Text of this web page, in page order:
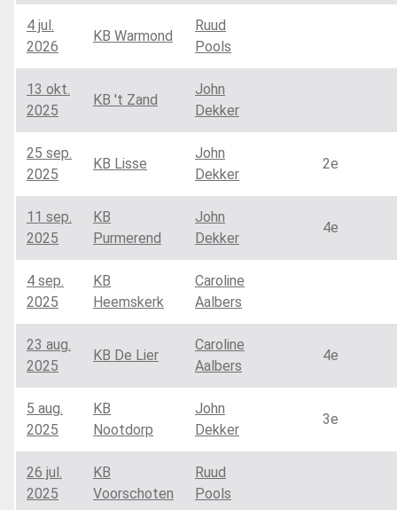
4 jul.
2026
KB Warmond
Ruud
Pools
13 okt.
2025
KB 't Zand
John
Dekker
25 sep.
2025
KB Lisse
John
Dekker
2e
11 sep.
2025
KB
Purmerend
John
Dekker
4e
4 sep.
2025
KB
Heemskerk
Caroline
Aalbers
23 aug.
2025
KB De Lier
Caroline
Aalbers
4e
5 aug.
2025
KB
Nootdorp
John
Dekker
3e
26 jul.
2025
KB
Voorschoten
Ruud
Pools